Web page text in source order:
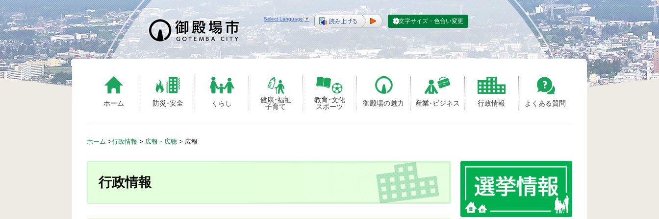
S
k
i
p
t
o
c
ホーム 防災･安全 くらし
健康･福祉
子育て
教育･文化
スポーツ
御殿場の魅力 産業･ビジネス 行政情報 よくある質問
Select Language ▼ 文字サイズ・色合い変更
ホーム >行政情報 > 広報・広聴 > 広報
行政情報